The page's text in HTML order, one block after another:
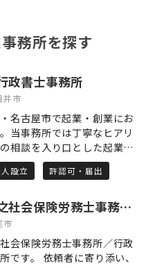
務所を探す
政書士事務所
井市
名古屋市で起業・創業にお
当事務所では丁寧なヒアリ
相談を入り口とした起業・
行っています。事業を起こ
な許認可申請と共に資金面
方いませんか？資金が足り
いって夢を諦めそうになっ
んか？そういった方々はぜひ
夢のため、目標のために頑
た"の背中を押させてくださ
設立 許認可・届出
犬塚隆之社会保険労務士事務所／行政書士事務所
市
会保険労務士事務所／行政
です。 依頼者に寄り添い、